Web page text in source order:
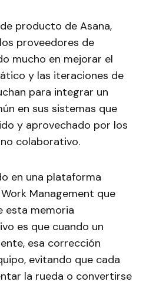
producto de Asana,
proveedores de
mucho en mejorar el
y las iteraciones de
para integrar un
en sus sistemas que
y aprovechado por los
colaborativo.
en una plataforma
Management que
esta memoria
es que cuando un
esa corrección
evitando que cada
la rueda o convertirse